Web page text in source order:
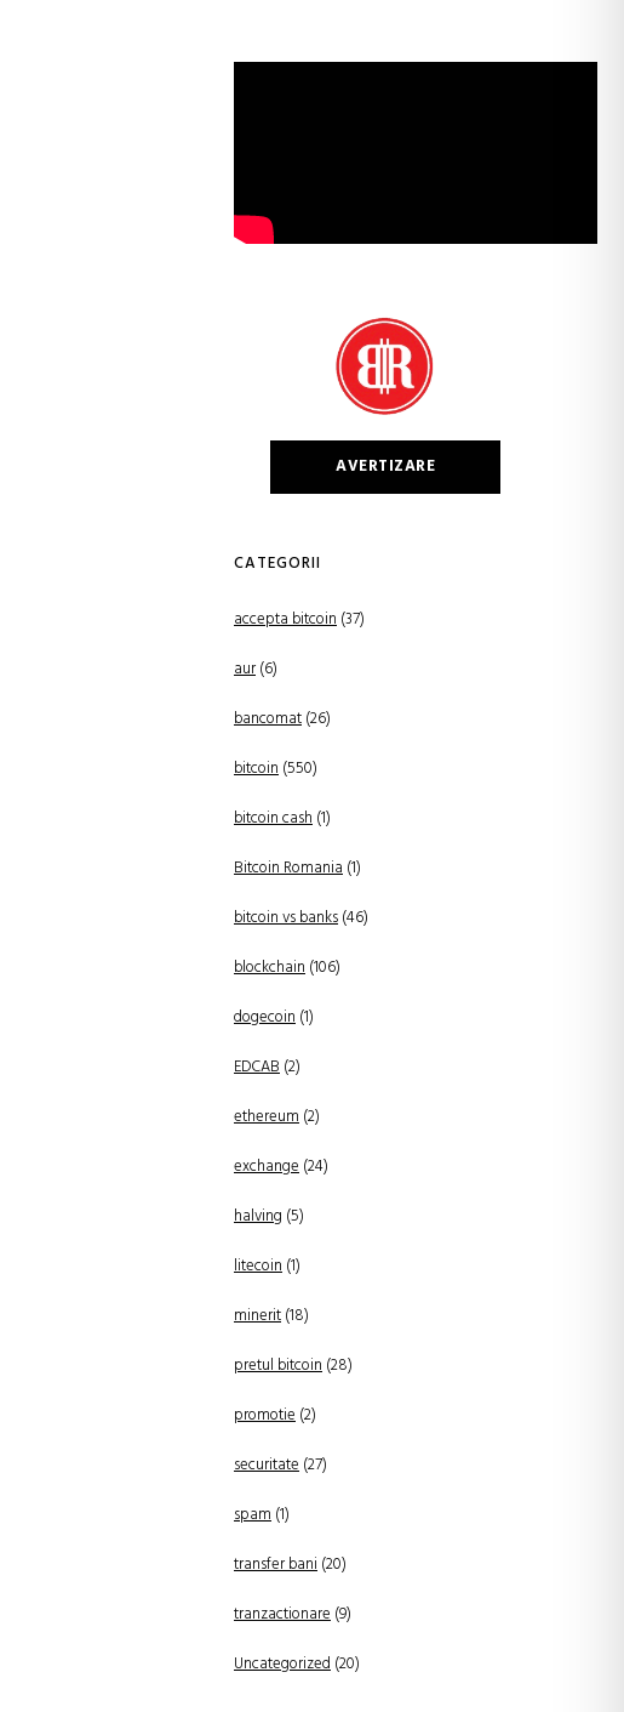
AVERTIZARE
CATEGORII
accepta bitcoin(37)
aur(6)
bancomat(26)
bitcoin(550)
bitcoin cash(1)
Bitcoin Romania(1)
bitcoin vs banks(46)
blockchain(106)
dogecoin(1)
EDCAB(2)
ethereum(2)
exchange(24)
halving (5)
litecoin(1)
minerit(18)
pretul bitcoin(28)
promotie(2)
securitate(27)
spam(1)
transfer bani(20)
tranzactionare(9)
Uncategorized(20)